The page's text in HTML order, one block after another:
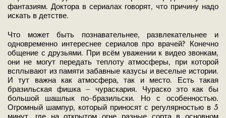
фантазиям. Доктора в сериалах говорят, что причину надо
искать в детстве.
Что может быть познавательнее, развлекательнее и
одновременно интереснее сериалов про врачей? Конечно
общение с друзьями. При всём уважении к видео звонкам,
они не могут передать теплоту атмосферы, при которой
всплывают из памяти забавные казусы и веселые истории.
И тут важна как атмосфера, так и место. Есть такая
бразильская фишка – чураскария. Чураско это как бы
большой шашлык по-бразильски. Но с особенностью.
Огромный шампур, который приносят с регулярностью в 5